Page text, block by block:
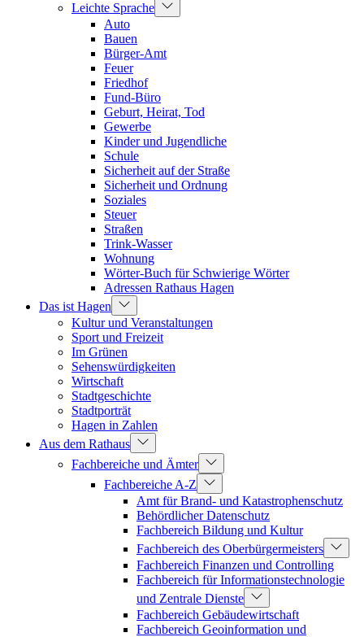
Leichte Sprache
Auto
Bauen
Bürger-Amt
Feuer
Friedhof
Fund-Büro
Geburt, Heirat, Tod
Gewerbe
Kinder und Jugendliche
Schule
Sicherheit auf der Straße
Sicherheit und Ordnung
Soziales
Steuer
Straßen
Trink-Wasser
Wohnung
Wörter-Buch für Schwierige Wörter
Adressen Rathaus Hagen
Das ist Hagen
Kultur und Veranstaltungen
Sport und Freizeit
Im Grünen
Sehenswürdigkeiten
Wirtschaft
Stadtgeschichte
Stadtporträt
Hagen in Zahlen
Aus dem Rathaus
Fachbereiche und Ämter
Fachbereiche A-Z
Amt für Brand- und Katastrophenschutz
Behördlicher Datenschutz
Fachbereich Bildung und Kultur
Fachbereich des Oberbürgermeisters
Fachbereich Finanzen und Controlling
Fachbereich für Informationstechnologie
und Zentrale Dienste
Fachbereich Gebäudewirtschaft
Fachbereich Geoinformation und